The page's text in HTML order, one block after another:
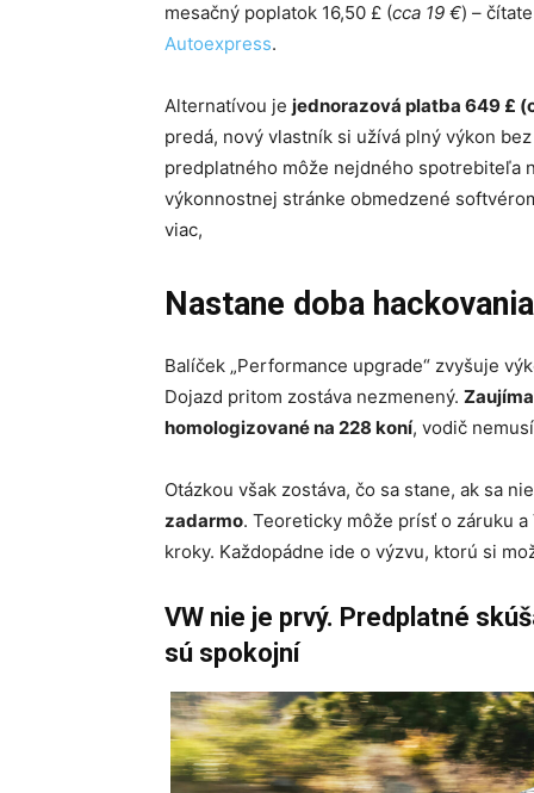
mesačný poplatok 16,50 £ (cca 19 €) –
Autoexpress.
Alternatívou je jednorazová platba 649 £
predá, nový vlastník si užívá plný výkon
predplatného môže nejdného spotrebiteľa
výkonnostnej stránke obmedzené
viac,
Nastane doba
Balíček „Performance upgrade“ zvyšuje
Dojazd pritom zostáva nezmenený.
homologizované na 228 koní, vodič
Otázkou však zostáva, čo sa stane, ak sa
zadarmo. Teoreticky môže prísť o záruku
kroky. Každopádne ide o výzvu, ktorú si
VW nie je prvý. Predplatné
sú spokojní